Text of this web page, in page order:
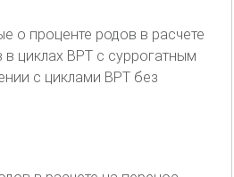
о проценте родов в расчете
циклах ВРТ с суррогатным
с циклами ВРТ без